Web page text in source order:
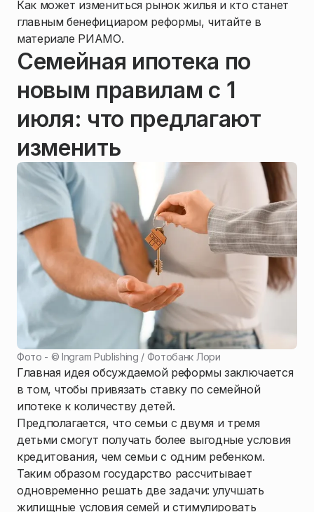
Как может измениться рынок жилья и кто станет
главным бенефициаром реформы, читайте в
материале РИАМО.
Семейная ипотека по
новым правилам с 1
июля: что предлагают
изменить
Фото - ©Ingram Publishing / Фотобанк Лори
Главная идея обсуждаемой реформы заключается
в том, чтобы привязать ставку по семейной
ипотеке к количеству детей.
Предполагается, что семьи с двумя и тремя
детьми смогут получать более выгодные условия
кредитования, чем семьи с одним ребенком.
Таким образом государство рассчитывает
одновременно решать две задачи: улучшать
жилищные условия семей и стимулировать